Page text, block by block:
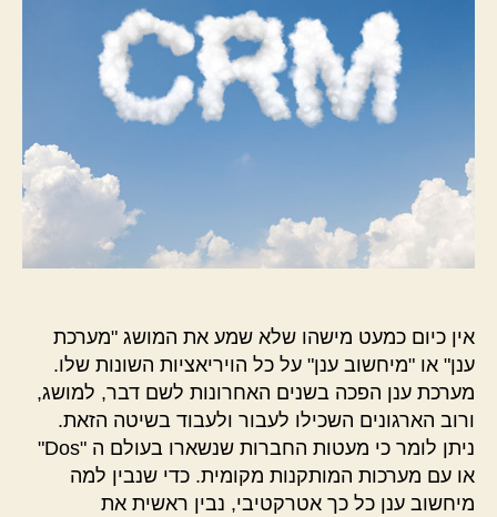
אין כיום כמעט מישהו שלא שמע את המושג "מערכת
ענן" או "מיחשוב ענן" על כל הויריאציות השונות שלו.
מערכת ענן הפכה בשנים האחרונות לשם דבר, למושג,
ורוב הארגונים השכילו לעבור ולעבוד בשיטה הזאת.
ניתן לומר כי מעטות החברות שנשארו בעולם ה "Dos"
או עם מערכות המותקנות מקומית. כדי שנבין למה
מיחשוב ענן כל כך אטרקטיבי, נבין ראשית את